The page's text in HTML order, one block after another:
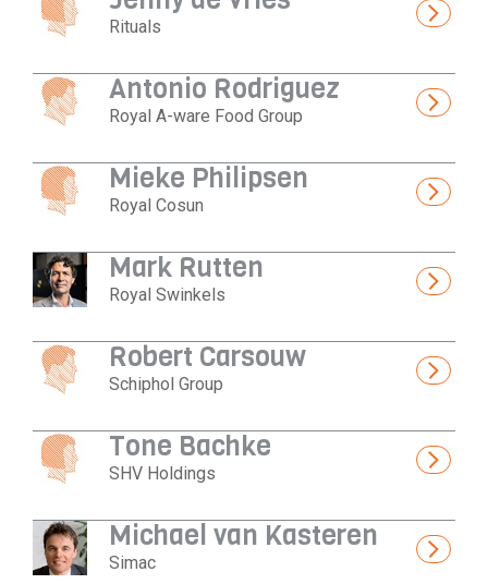
Rituals
Antonio Rodriguez
Royal A-ware Food Group
Mieke Philipsen
Royal Cosun
Mark Rutten
Royal Swinkels
Robert Carsouw
Schiphol Group
Tone Bachke
SHV Holdings
Michael van Kasteren
Simac